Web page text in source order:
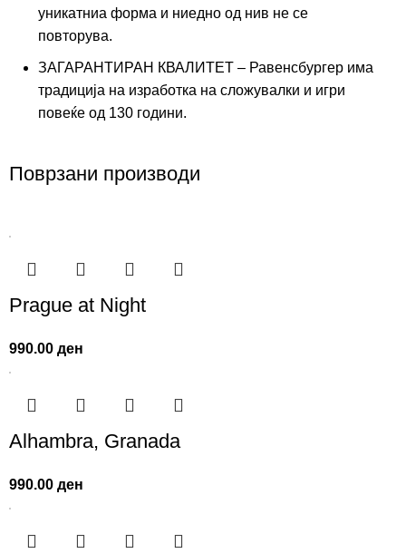
уникатниа форма и ниедно од нив не се
повторува.
ЗАГАРАНТИРАН КВАЛИТЕТ – Равенсбургер има
традиција на изработка на сложувалки и игри
повеќе од 130 години.
Поврзани производи
Prague at Night
990.00ден
Alhambra, Granada
990.00ден